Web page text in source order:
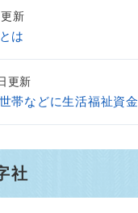
新
は
更新
帯などに生活福祉資金
社